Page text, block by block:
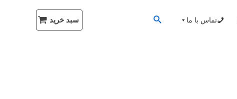
تماس با ما سبد خرید